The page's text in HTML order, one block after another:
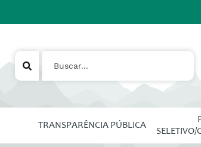
TRANSPARÊNCIA PÚBLICA
SELETIVO/